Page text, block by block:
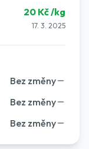
20 Kč /kg
17. 3. 2025
Bez změny
Bez změny
Bez změny